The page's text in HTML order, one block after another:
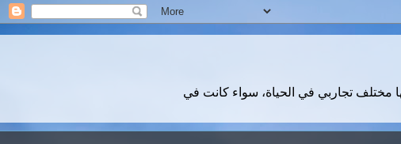
مختلف تجاربي في الحياة، سواء كانت في